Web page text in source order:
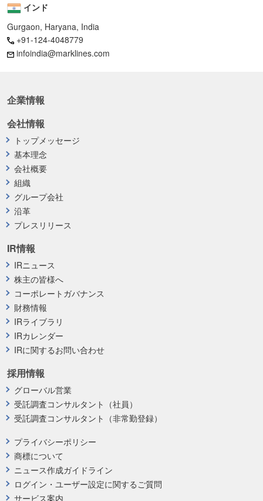
インド
Gurgaon, Haryana, India
+91-124-4048779
infoindia@marklines.com
企業情報
プライバシーポリシー
商標について
ニュース作成ガイドライン
ログイン・ユーザー設定に関するご質問
サービス案内
採用情報
グローバル営業
受託調査コンサルタント（社員）
受託調査コンサルタント（非常勤登録）
会社情報
トップメッセージ
基本理念
会社概要
組織
グループ会社
沿革
プレスリリース
IR情報
IRニュース
株主の皆様へ
コーポレートガバナンス
財務情報
IRライブラリ
IRカレンダー
IRに関するお問い合わせ